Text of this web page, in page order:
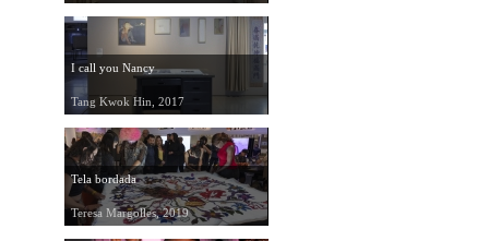
I call you Nancy
Tang Kwok Hin, 2017
Tela bordada
Teresa Margolles, 2019